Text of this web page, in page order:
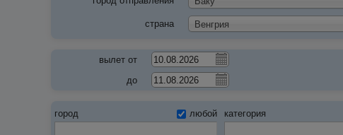
страна Венгрия
вылет от
до
город любой категория